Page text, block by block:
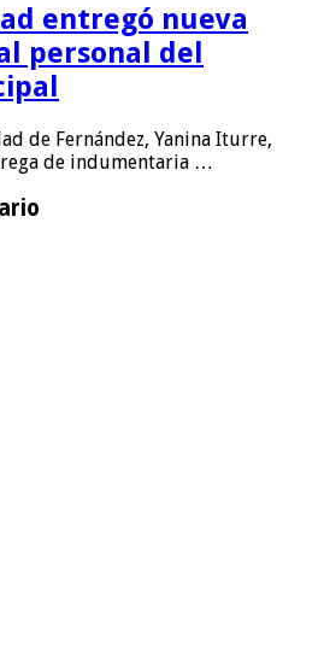
entregó nueva
personal del
de Fernández, Yanina Iturre,
de indumentaria …